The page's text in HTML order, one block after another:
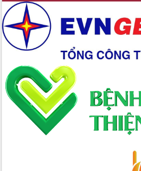
Chuyển đổi số 'mở đường' cho nông
nghiệp Đắk Lắk tăng trưởng bứt phá
Triển khai đồng bộ đo đạc, lập hồ sơ
địa chính, hoàn thiện cơ sở dữ liệu đất
đai
Ứng dụng sinh trắc học - Bước tiến
trong hành trình chuyển đổi số tại Đắk
Lắk
Đắk Lắk nâng cao hiệu quả công tác
Đảng từ Sổ tay đảng viên điện tử
Đắk Lắk đẩy mạnh nuôi biển công
nghệ, hướng tới phát triển thủy sản